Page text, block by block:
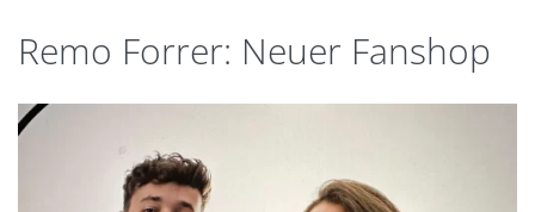
Remo Forrer: Neuer Fanshop